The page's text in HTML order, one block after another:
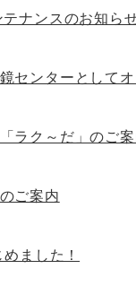
ナンスのお知ら
センターとしてオ
ラク～だ」のご
ご案内
ました！